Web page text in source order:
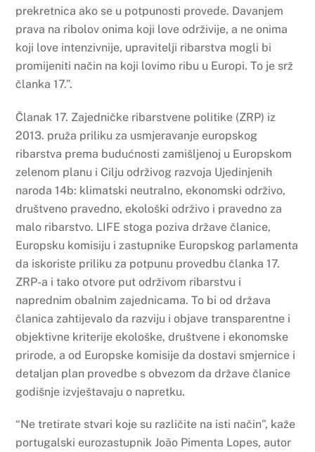
prekretnica ako se u potpunosti provede. Davanjem
prava na ribolov onima koji love održivije, a ne onima
koji love intenzivnije, upravitelji ribarstva mogli bi
promijeniti način na koji lovimo ribu u Europi. To je srž
članka 17.”.
Članak 17. Zajedničke ribarstvene politike (ZRP) iz
2013. pruža priliku za usmjeravanje europskog
ribarstva prema budućnosti zamišljenoj u Europskom
zelenom planu i Cilju održivog razvoja Ujedinjenih
naroda 14b: klimatski neutralno, ekonomski održivo,
društveno pravedno, ekološki održivo i pravedno za
malo ribarstvo. LIFE stoga poziva države članice,
Europsku komisiju i zastupnike Europskog parlamenta
da iskoriste priliku za potpunu provedbu članka 17.
ZRP-a i tako otvore put održivom ribarstvu i
naprednim obalnim zajednicama. To bi od država
članica zahtijevalo da razviju i objave transparentne i
objektivne kriterije ekološke, društvene i ekonomske
prirode, a od Europske komisije da dostavi smjernice i
detaljan plan provedbe s obvezom da države članice
godišnje izvještavaju o napretku.
“Ne tretirate stvari koje su različite na isti način”, kaže
portugalski eurozastupnik João Pimenta Lopes, autor